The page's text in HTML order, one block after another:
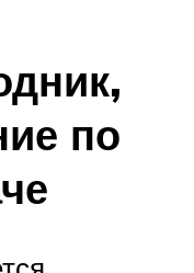
по